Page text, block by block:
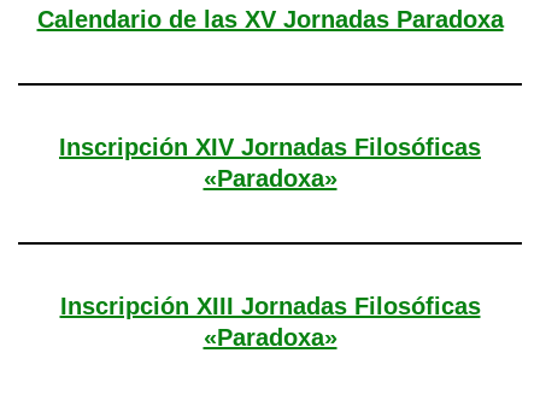
Calendario de las XV Jornadas Paradoxa
Inscripción XIV Jornadas Filosóficas
«Paradoxa»
Inscripción XIII Jornadas Filosóficas
«Paradoxa»